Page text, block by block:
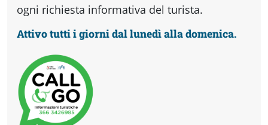
ogni richiesta informativa del turista.
Attivo tutti i giorni dal lunedì alla domenica.